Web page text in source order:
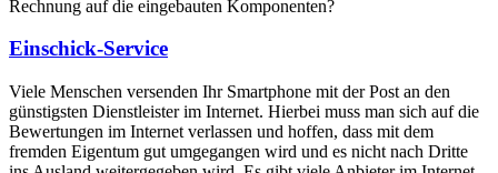
Rechnung auf die eingebauten Komponenten?
Einschick-Service
Viele Menschen versenden Ihr Smartphone mit der Post an den
günstigsten Dienstleister im Internet. Hierbei muss man sich auf die
Bewertungen im Internet verlassen und hoffen, dass mit dem
fremden Eigentum gut umgegangen wird und es nicht nach Dritte